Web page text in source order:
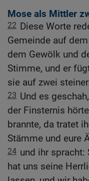
Mose als Mittler
22 Diese Worte
Gemeinde auf
dem Gewölk und
Stimme, und er
sie auf zwei
23 Und es
der Finsternis
brannte, da tratet
Stämme und eure
24 und ihr spracht:
hat uns seine